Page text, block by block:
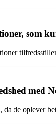
som
med
de oplever